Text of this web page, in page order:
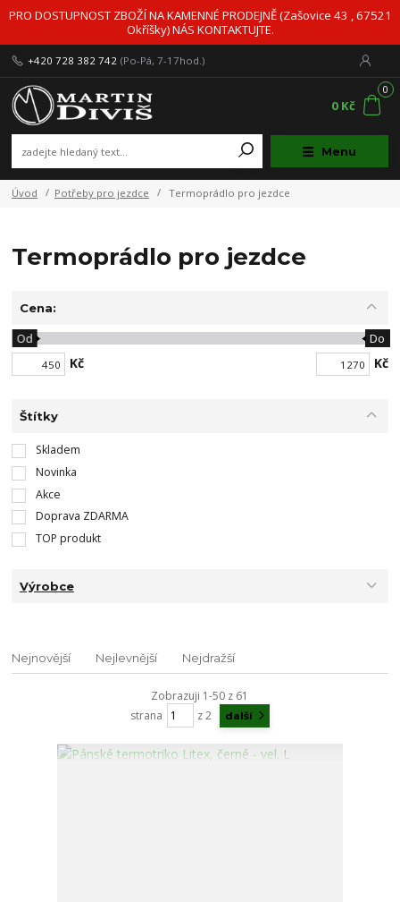
PRO DOSTUPNOST ZBOŽÍ NA KAMENNÉ PRODEJNĚ (Zašovice 43 , 67521
Okříšky) NÁS KONTAKTUJTE.
Menu
+420 728 382 742 (Po-Pá, 7-17hod.)
0
0 Kč
Úvod Potřeby pro jezdce Termoprádlo pro jezdce
Termoprádlo pro jezdce
Cena:
Kč
Od Do
Kč
Štítky
Skladem
Novinka
Akce
Doprava ZDARMA
TOP produkt
Výrobce
Nejnovější Nejlevnější Nejdražší
Zobrazuji 1-50 z 61
strana
z 2 další